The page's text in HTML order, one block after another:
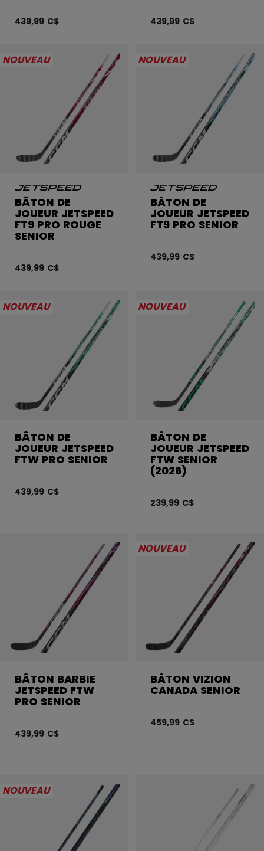
439,99 C$ 439,99 C$
NOUVEAU
BÂTON DE
JOUEUR JETSPEED
FT9 PRO ROUGE
SENIOR
439,99 C$
NOUVEAU
BÂTON DE
JOUEUR JETSPEED
FT9 PRO SENIOR
439,99 C$
NOUVEAU
BÂTON DE
JOUEUR JETSPEED
FTW PRO SENIOR
439,99 C$
NOUVEAU
BÂTON DE
JOUEUR JETSPEED
FTW SENIOR
(2026)
239,99 C$
BÂTON BARBIE
JETSPEED FTW
PRO SENIOR
439,99 C$
NOUVEAU
BÂTON VIZION
CANADA SENIOR
459,99 C$
NOUVEAU